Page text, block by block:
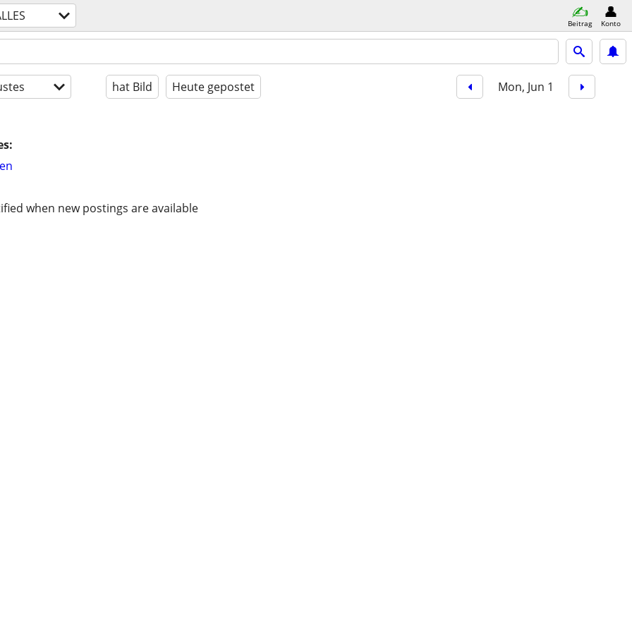
Beitrag Konto
hat Bild Heute gepostet Mon, Jun 1
when new postings are available